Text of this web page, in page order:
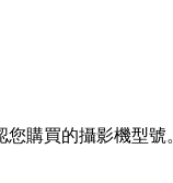
購買的攝影機型號。